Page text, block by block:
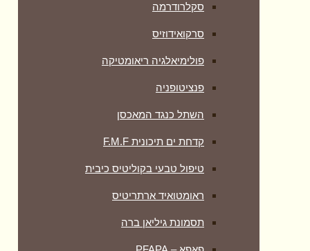
סקלרודרמה
סרקואידוזיס
פולימיאלגיה ריאומטיקה
‏פנציטופניה
השתל כנגד המאכסן
קדחת ים תיכונית F.M.F
טיפול טבעי בקוליטיס כיבית
ראומטואיד ארתריטיס
תסמונת גיליאן ברה